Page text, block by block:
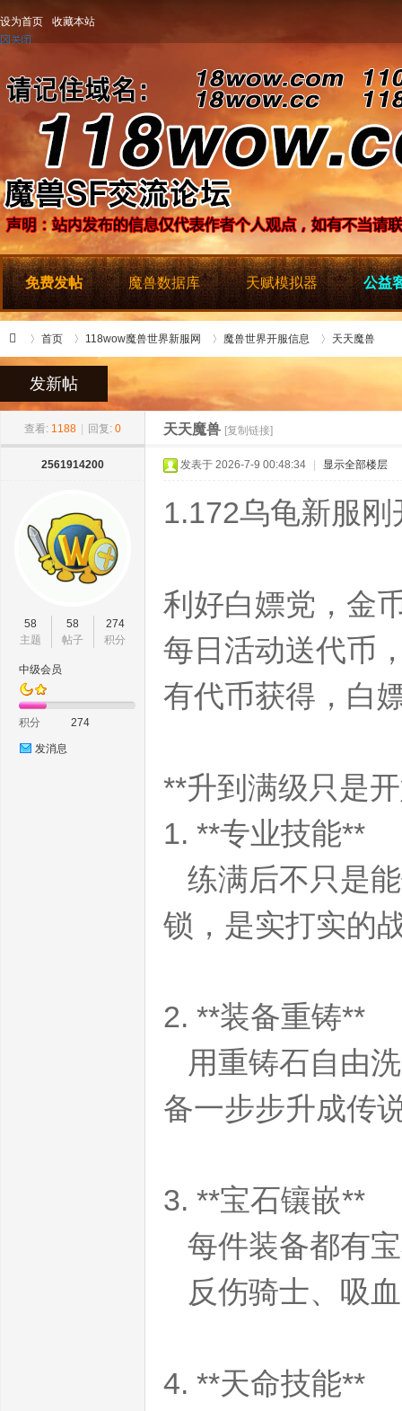
设为首页 收藏本站
免费发帖 魔兽数据库 天赋模拟器 公益
首页 118wow魔兽世界新服网 魔兽世界开服信息 天天魔兽
发新帖
查看: 1188 回复: 0 天天魔兽 [复制链接]
2561914200
58
主题
58
帖子
274
积分
中级会员
积分 274
发消息
发表于 2026-7-9 00:48:34 显示全部楼层
1.172乌龟新服
利好白嫖党，金
每日活动送代币
有代币获得，白
**升到满级只是
1. **专业技能**
练满后不只是
锁，是实打实的
2. **装备重铸**
用重铸石自由
备一步步升成传
3. **宝石镶嵌**
每件装备都有
反伤骑士、吸
4. **天命技能**